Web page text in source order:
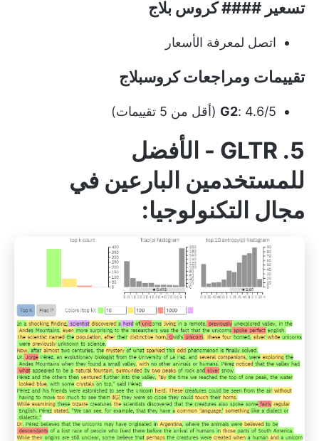
تسعير #### كروس بلاج
اتصل لمعرفة الأسعار
تقييمات ومراجعات كروسبلاج
G2: 4.6/5 (أقل من 5 تقييمات)
5. GLTR - الأفضل
للمستخدمين البارعين في
مجال التكنولوجيا: